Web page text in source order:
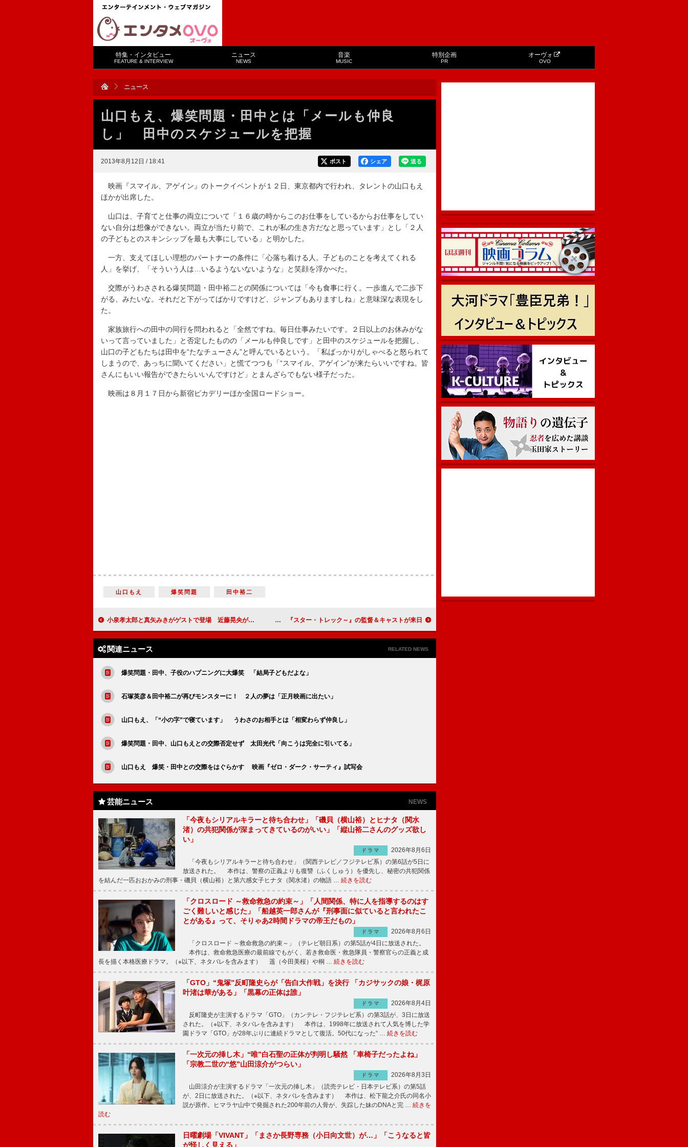
特集・インタビュー
FEATURE & INTERVIEW
ニュース
NEWS
音楽
MUSIC
特別企画
PR
オーヴォ
OVO
ニュース
山口もえ、爆笑問題・田中とは「メールも仲良
し」 田中のスケジュールを把握
2013年8月12日 / 18:41 送る
シェア
ポスト
映画『スマイル、アゲイン』のトークイベントが１２日、東京都内で行われ、タレントの山口もえ
ほかが出席した。
山口は、子育てと仕事の両立について「１６歳の時からこのお仕事をしているからお仕事をしてい
ない自分は想像ができない。両立が当たり前で、これが私の生き方だなと思っています」とし「２人
の子どもとのスキンシップを最も大事にしている」と明かした。
一方、支えてほしい理想のパートナーの条件に「心落ち着ける人。子どものことを考えてくれる
人」を挙げ、「そういう人は…いるようないないような」と笑顔を浮かべた。
交際がうわさされる爆笑問題・田中裕二との関係については「今も食事に行く。一歩進んで二歩下
がる、みたいな。それだと下がってばかりですけど、ジャンプもありますしね」と意味深な表現をし
た。
家族旅行への田中の同行を問われると「全然ですね。毎日仕事みたいです。２日以上のお休みがな
いって言っていました」と否定したものの「メールも仲良しです」と田中のスケジュールを把握し、
山口の子どもたちは田中を“たなチューさん”と呼んでいるという。「私ばっかりがしゃべると怒られて
しまうので、あっちに聞いてください」と慌てつつも「“スマイル、アゲイン”が来たらいいですね。皆
さんにもいい報告ができたらいいんですけど」とまんざらでもない様子だった。
映画は８月１７日から新宿ピカデリーほか全国ロードショー。
山口もえ 爆笑問題 田中裕二
小泉孝太郎と真矢みきがゲストで登場 近藤晃央が赤坂サカスでミニライブを開催 Ｊ．Ｊ．エイブラムス、最近覚えた日本語は「じぇじぇ」 『スター・トレック～』の監督＆キャストが来日
関連ニュース RELATED NEWS
爆笑問題・田中、子役のハプニングに大爆笑 「結局子どもだよな」
石塚英彦＆田中裕二が再びモンスターに！ ２人の夢は「正月映画に出たい」
山口もえ、「“小の字”で寝ています」 うわさのお相手とは「相変わらず仲良し」
爆笑問題・田中、山口もえとの交際否定せず 太田光代「向こうは完全に引いてる」
山口もえ 爆笑・田中との交際をはぐらかす 映画『ゼロ・ダーク・サーティ』試写会
芸能ニュース NEWS
「今夜もシリアルキラーと待ち合わせ」「磯貝（横山裕）とヒナタ（関水
渚）の共犯関係が深まってきているのがいい」「縦山裕二さんのグッズ欲し
い」
ドラマ
2026年8月6日
「今夜もシリアルキラーと待ち合わせ」（関西テレビ／フジテレビ系）の第6話が5日に
放送された。 本作は、警察の正義よりも復讐（ふくしゅう）を優先し、秘密の共犯関係
を結んだ一匹おおかみの刑事・磯貝（横山裕）と第六感女子ヒナタ（関水渚）の物語 … 続きを読む
「クロスロード ～救命救急の約束～」「人間関係、特に人を指導するのはす
ごく難しいと感じた」「船越英一郎さんが『刑事面に似ていると言われたこ
とがある』って、そりゃあ2時間ドラマの帝王だもの」
ドラマ
2026年8月6日
「クロスロード ～救命救急の約束～」（テレビ朝日系）の第5話が4日に放送された。
本作は、救命救急医療の最前線でもがく、若き救命医・救急隊員・警察官らの正義と成
長を描く本格医療ドラマ。（※以下、ネタバレを含みます） 遥（今田美桜）や桐 … 続きを読む
「GTO」“鬼塚”反町隆史らが「告白大作戦」を決行 「カジサックの娘・梶原
叶渚は華がある」「黒幕の正体は誰」
ドラマ
2026年8月4日
反町隆史が主演するドラマ「GTO」（カンテレ・フジテレビ系）の第3話が、3日に放送
された。（※以下、ネタバレを含みます） 本作は、1998年に放送されて人気を博した学
園ドラマ「GTO」が28年ぶりに連続ドラマとして復活。50代になった“ … 続きを読む
「一次元の挿し木」“唯”白石聖の正体が判明し騒然 「車椅子だったよね」
「宗教二世の“悠”山田涼介がつらい」
ドラマ
2026年8月3日
山田涼介が主演するドラマ「一次元の挿し木」（読売テレビ・日本テレビ系）の第5話
が、2日に放送された。（※以下、ネタバレを含みます） 本作は、松下龍之介氏の同名小
説が原作。ヒマラヤ山中で発掘された200年前の人骨が、失踪した妹のDNAと完 … 続きを
読む
日曜劇場「VIVANT」「まさか長野専務（小日向文世）が…」「こうなると皆
が怪しく見える」